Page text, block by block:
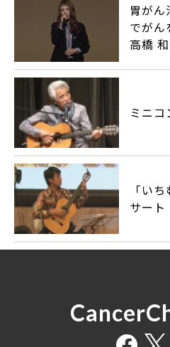
胃が
でがん
高橋
ミニ
「い
サート